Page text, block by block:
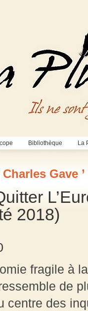
Bibliothèque La
Gave ’
2018)
fragile à
de
centre des